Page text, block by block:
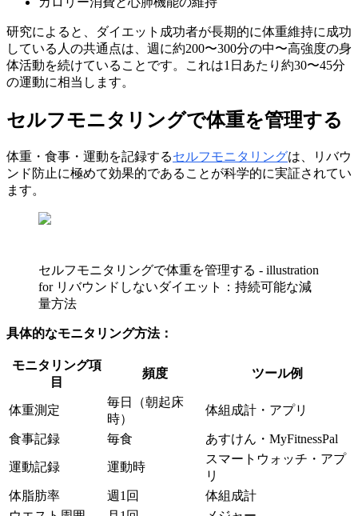
研究によると、ダイエット成功者が長期的に体重維持に成功
している人の共通点は、週に約200〜300分の中〜高強度の身
体活動を続けていることです。これは1日あたり約30〜45分
の運動に相当します。
セルフモニタリングで体重を管理する
体重・食事・運動を記録するセルフモニタリングは、リバウ
ンド防止に極めて効果的であることが科学的に実証されてい
ます。
セルフモニタリングで体重を管理する - illustration
for リバウンドしないダイエット：持続可能な減
量方法
具体的なモニタリング方法：
モニタリング項
目
頻度 ツール例
体重測定
毎日（朝起床
時）
体組成計・アプリ
食事記録 毎食 あすけん・MyFitnessPal
運動記録 運動時
スマートウォッチ・アプ
リ
体脂肪率
週1回
体組成計